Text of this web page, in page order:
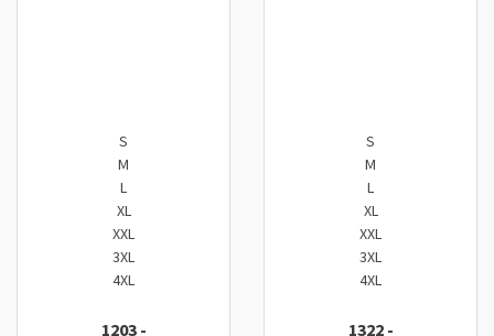
S
M
L
XL
XXL
3XL
4XL
1203-
S
M
L
XL
XXL
3XL
4XL
1322-